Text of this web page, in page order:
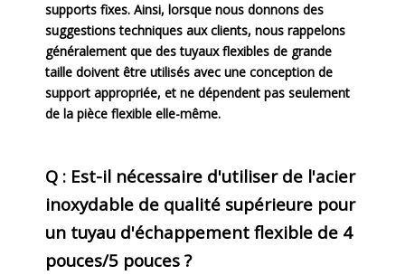
supports fixes. Ainsi, lorsque nous donnons des
suggestions techniques aux clients, nous rappelons
généralement que des tuyaux flexibles de grande
taille doivent être utilisés avec une conception de
support appropriée, et ne dépendent pas seulement
de la pièce flexible elle-même.
Q : Est-il nécessaire d'utiliser de l'acier
inoxydable de qualité supérieure pour
un tuyau d'échappement flexible de 4
pouces/5 pouces ?